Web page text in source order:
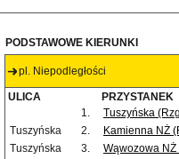
PODSTAWOWE KIERUNKI
pl. Niepodległości
ULICA PRZYSTANEK
1.
Tuszyńska
Tuszyńska
2. Kamienna NŻ
Tuszyńska
3. Wąwozowa